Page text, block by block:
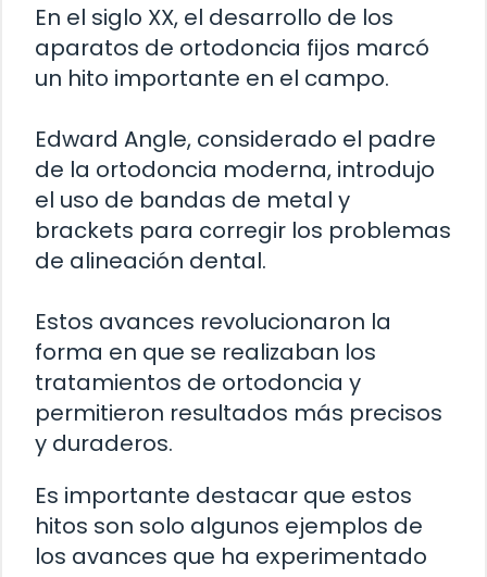
En el siglo XX, el desarrollo de los
aparatos de ortodoncia fijos marcó
un hito importante en el campo.
Edward Angle, considerado el padre
de la ortodoncia moderna, introdujo
el uso de bandas de metal y
brackets para corregir los problemas
de alineación dental.
Estos avances revolucionaron la
forma en que se realizaban los
tratamientos de ortodoncia y
permitieron resultados más precisos
y duraderos.
Es importante destacar que estos
hitos son solo algunos ejemplos de
los avances que ha experimentado